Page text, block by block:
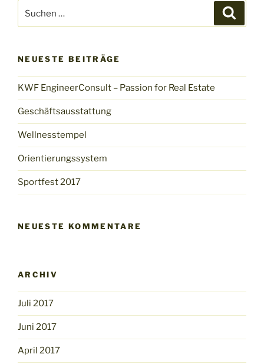
nach:
NEUESTE BEITRÄGE
KWF EngineerConsult – Passion for Real Estate
Geschäftsausstattung
Wellnesstempel
Orientierungssystem
Sportfest 2017
NEUESTE KOMMENTARE
ARCHIV
Juli 2017
Juni 2017
April 2017